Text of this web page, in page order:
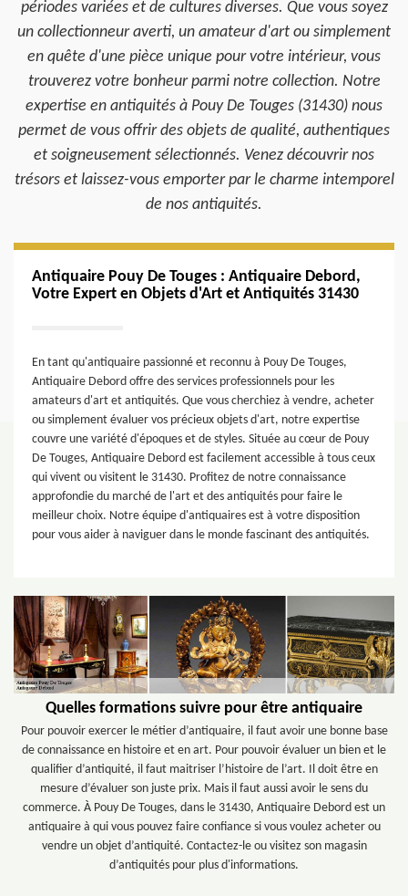
périodes variées et de cultures diverses. Que vous soyez
un collectionneur averti, un amateur d'art ou simplement
en quête d'une pièce unique pour votre intérieur, vous
trouverez votre bonheur parmi notre collection. Notre
expertise en antiquités à Pouy De Touges (31430) nous
permet de vous offrir des objets de qualité, authentiques
et soigneusement sélectionnés. Venez découvrir nos
trésors et laissez-vous emporter par le charme intemporel
de nos antiquités.
Antiquaire Pouy De Touges : Antiquaire Debord,
Votre Expert en Objets d'Art et Antiquités 31430
En tant qu'antiquaire passionné et reconnu à Pouy De Touges,
Antiquaire Debord offre des services professionnels pour les
amateurs d'art et antiquités. Que vous cherchiez à vendre, acheter
ou simplement évaluer vos précieux objets d'art, notre expertise
couvre une variété d'époques et de styles. Située au cœur de Pouy
De Touges, Antiquaire Debord est facilement accessible à tous ceux
qui vivent ou visitent le 31430. Profitez de notre connaissance
approfondie du marché de l'art et des antiquités pour faire le
meilleur choix. Notre équipe d'antiquaires est à votre disposition
pour vous aider à naviguer dans le monde fascinant des antiquités.
Quelles formations suivre pour être antiquaire
Pour pouvoir exercer le métier d’antiquaire, il faut avoir une bonne base
de connaissance en histoire et en art. Pour pouvoir évaluer un bien et le
qualifier d’antiquité, il faut maitriser l’histoire de l’art. Il doit être en
mesure d’évaluer son juste prix. Mais il faut aussi avoir le sens du
commerce. À Pouy De Touges, dans le 31430, Antiquaire Debord est un
antiquaire à qui vous pouvez faire confiance si vous voulez acheter ou
vendre un objet d’antiquité. Contactez-le ou visitez son magasin
d’antiquités pour plus d'informations.